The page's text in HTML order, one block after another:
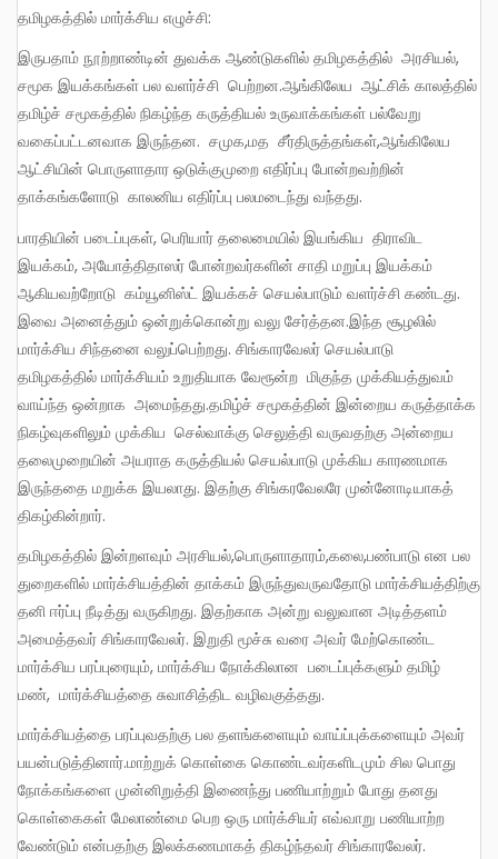
தமிழகத்தில் மார்க்சிய எழுச்சி:
இருபதாம் நூற்றாண்டின் துவக்க ஆண்டுகளில் தமிழகத்தில் அரசியல்,
சமூக இயக்கங்கள் பல வளர்ச்சி பெற்றன.ஆங்கிலேய ஆட்சிக் காலத்தில்
தமிழ்ச் சமூகத்தில் நிகழ்ந்த கருத்தியல் உருவாக்கங்கள் பல்வேறு
வகைப்பட்டனவாக இருந்தன. சமுக,மத சீர்திருத்தங்கள்,ஆங்கிலேய
ஆட்சியின் பொருளாதார ஒடுக்குமுறை எதிர்ப்பு போன்றவற்றின்
தாக்கங்களோடு காலனிய எதிர்ப்பு பலமடைந்து வந்தது.
பாரதியின் படைப்புகள், பெரியார் தலைமையில் இயங்கிய திராவிட
இயக்கம், அயோத்திதாஸர் போன்றவர்களின் சாதி மறுப்பு இயக்கம்
ஆகியவற்றோடு கம்யூனிஸ்ட் இயக்கச் செயல்பாடும் வளர்ச்சி கண்டது.
இவை அனைத்தும் ஒன்றுக்கொன்று வலு சேர்த்தன.இந்த சூழலில்
மார்க்சிய சிந்தனை வலுப்பெற்றது. சிங்காரவேலர் செயல்பாடு
தமிழகத்தில் மார்க்சியம் உறுதியாக வேரூன்ற மிகுந்த முக்கியத்துவம்
வாய்ந்த ஒன்றாக அமைந்தது.தமிழ்ச் சமூகத்தின் இன்றைய கருத்தாக்க
நிகழ்வுகளிலும் முக்கிய செல்வாக்கு செலுத்தி வருவதற்கு அன்றைய
தலைமுறையின் அயராத கருத்தியல் செயல்பாடு முக்கிய காரணமாக
இருந்ததை மறுக்க இயலாது. இதற்கு சிங்கரவேலரே முன்னோடியாகத்
திகழ்கின்றார்.
தமிழகத்தில் இன்றளவும் அரசியல்,பொருளாதாரம்,கலை,பண்பாடு என பல
துறைகளில் மார்க்சியத்தின் தாக்கம் இருந்துவருவதோடு மார்க்சியத்திற்கு
தனி ஈர்ப்பு நீடித்து வருகிறது. இதற்காக அன்று வலுவான அடித்தளம்
அமைத்தவர் சிங்காரவேலர். இறுதி மூச்சு வரை அவர் மேற்கொண்ட
மார்க்சிய பரப்புரையும், மார்க்சிய நோக்கிலான படைப்புக்களும் தமிழ்
மண், மார்க்சியத்தை சுவாசித்திட வழிவகுத்தது.
மார்க்சியத்தை பரப்புவதற்கு பல தளங்களையும் வாய்ப்புக்களையும் அவர்
பயன்படுத்தினார்.மாற்றுக் கொள்கை கொண்டவர்களிடமும் சில பொது
நோக்கங்களை முன்னிறுத்தி இணைந்து பணியாற்றும் போது தனது
கொள்கைகள் மேலாண்மை பெற ஒரு மார்க்சியர் எவ்வாறு பணியாற்ற
வேண்டும் என்பதற்கு இலக்கணமாகத் திகழ்ந்தவர் சிங்காரவேலர்.